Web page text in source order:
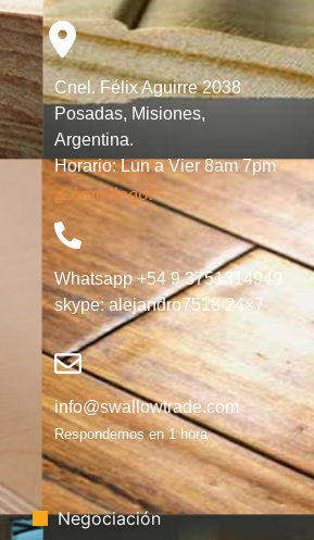
Cnel. Félix Aguirre 2038
Posadas, Misiones,
Argentina.
Horario: Lun a Vier 8am 7pm
¿Cómo llego?
Whatsapp +54 9 3751314949
skype: alejandro7518 24×7
info@swallowtrade.com
Respondemos en 1 hora
Negociación